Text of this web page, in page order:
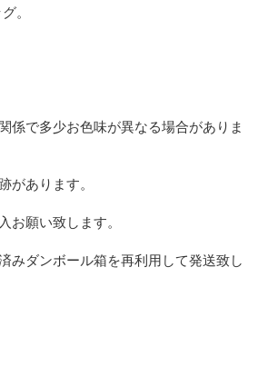
。
係で多少お色味が異なる場合がありま
があります。
お願い致します。
みダンボール箱を再利用して発送致し